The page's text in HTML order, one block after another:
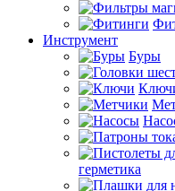
Инструмент
Буры
герметика